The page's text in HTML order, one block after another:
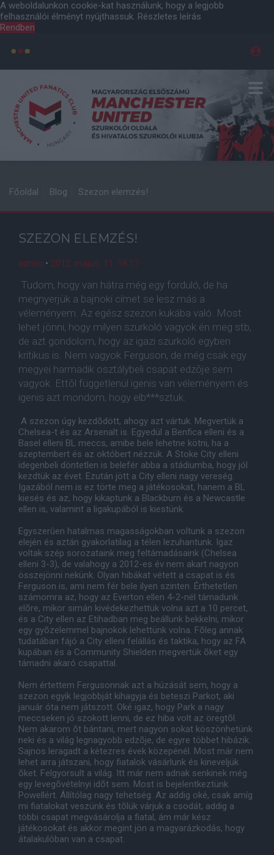
A weboldalunkon cookie-kat használunk, hogy a legjobb
felhasználói élményt nyújthassuk. Részletes leírás
Rendben
Főoldal Blog Szezon elemzés!
SZEZON ELEMZÉS!
admin • 2012. május. 11. 18:17
Tudom, hogy van hátra még egy forduló, de ha
megnyerjük a bajnoki címet se lesz más a
véleményem. Az egész szezon kukába való. Most
lehet jönni, hogy milyen szurkoló vagyok én meg stb,
de azt gondolom, hogy az igazi szurkoló egyben
kritikus is. Nem vagyok Ferguson, de még csak egy
megyei harmadik osztálybeli csapat edzõje sem
vagyok. Ettõl függetlenül igenis van véleményem és
igenis azt mondom, hogy elb***sztuk.
A szezon úgy kezdõdött, ahogy azt vártuk. Megvertük a
Chelsea-t és az Arsenalt is. Egyedül a Benfica elleni és a
Basel elleni BL meccs, amibe bele lehetne kötni, ha a
szeptembert és az októbert nézzük. A Stoke City elleni
idegenbeli döntetlen is belefér abba a stádiumba, hogy jól
kezdtük az évet. Ezután jött a City elleni nagy vereség.
Igazából nem is ez törte meg a játékosokat, hanem a BL
kiesés és az, hogy kikaptunk a Blackburn és a Newcastle
ellen is, valamint a ligakupából is kiestünk.
Egyszerûen hatalmas magasságokban voltunk a szezon
elején és aztán gyakorlatilag a télen lezuhantunk. Igaz
voltak szép sorozataink meg feltámadásaink (Chelsea
elleni 3-3), de valahogy a 2012-es év nem akart nagyon
összejönni nekünk. Olyan hibákat vétett a csapat is és
Ferguson is, ami nem fér bele ilyen szinten. Érthetetlen
számomra az, hogy az Everton ellen 4-2-nél támadunk
elõre, mikor simán kivédekezhettük volna azt a 10 percet,
és a City ellen az Etihadban meg beállunk bekkelni, mikor
egy gyõzelemmel bajnokok lehettünk volna. Fõleg annak
tudatában fájó a City elleni felállás és taktika, hogy az FA
kupában és a Community Shielden megvertük õket egy
támadni akaró csapattal.
Nem értettem Fergusonnak azt a húzását sem, hogy a
szezon egyik legjobbját kihagyja és beteszi Parkot, aki
január óta nem játszott. Oké igaz, hogy Park a nagy
meccseken jó szokott lenni, de ez hiba volt az öregtõl.
Nem akarom õt bántani, mert nagyon sokat köszönhetünk
neki és a világ legnagyobb edzõje, de egyre többet hibázik.
Sajnos leragadt a kétezres évek közepénél. Most már nem
lehet arra játszani, hogy fiatalok vásárlunk és kineveljük
õket. Felgyorsult a világ. Itt már nem adnak senkinek még
egy levegõvételnyi idõt sem. Most is bejelentkeztünk
Powellért. Állítólag nagy tehetség. Az addig oké, csak amíg
mi fiatalokat veszünk és tõlük várjuk a csodát, addig a
többi csapat megvásárolja a fiatal, ám már kész
játékosokat és akkor megint jön a magyarázkodás, hogy
átalakulóban van a csapat.